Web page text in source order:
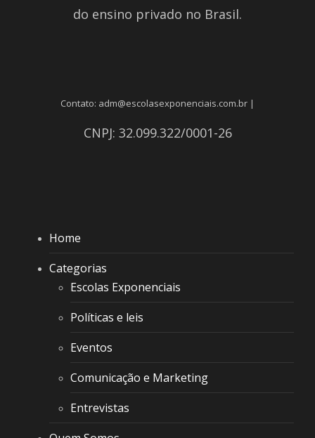
do ensino privado no Brasil.
Contato: adm@escolasexponenciais.com.br |
CNPJ: 32.099.322/0001-26
Home
Categorias
Escolas Exponenciais
Políticas e leis
Eventos
Comunicação e Marketing
Entrevistas